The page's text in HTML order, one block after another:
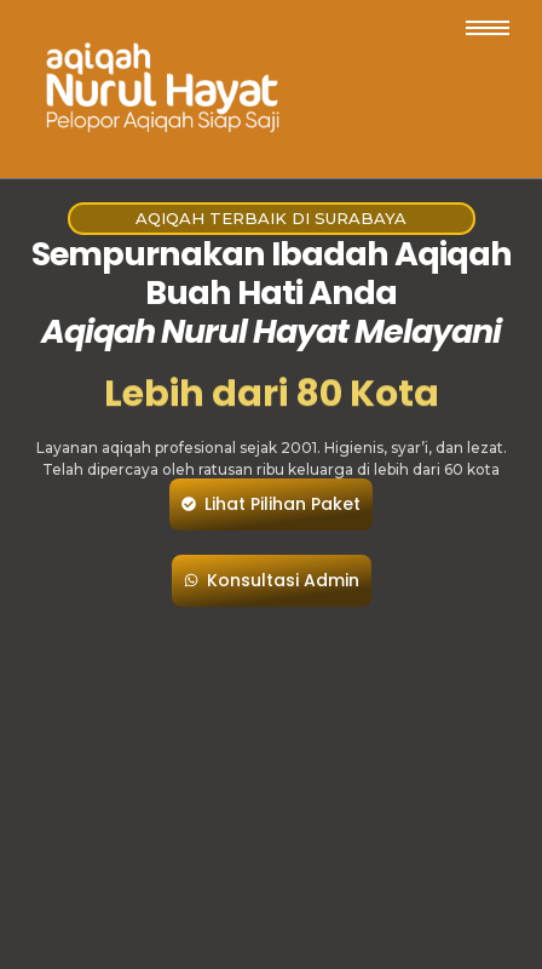
AQIQAH TERBAIK DI SURABAYA
Sempurnakan Ibadah Aqiqah
Buah Hati Anda
Aqiqah Nurul Hayat Melayani
Lebih dari 80 Kota
Layanan aqiqah profesional sejak 2001. Higienis, syar’i, dan lezat.
Telah dipercaya oleh ratusan ribu keluarga di lebih dari 60 kota
Lihat Pilihan Paket
Konsultasi Admin